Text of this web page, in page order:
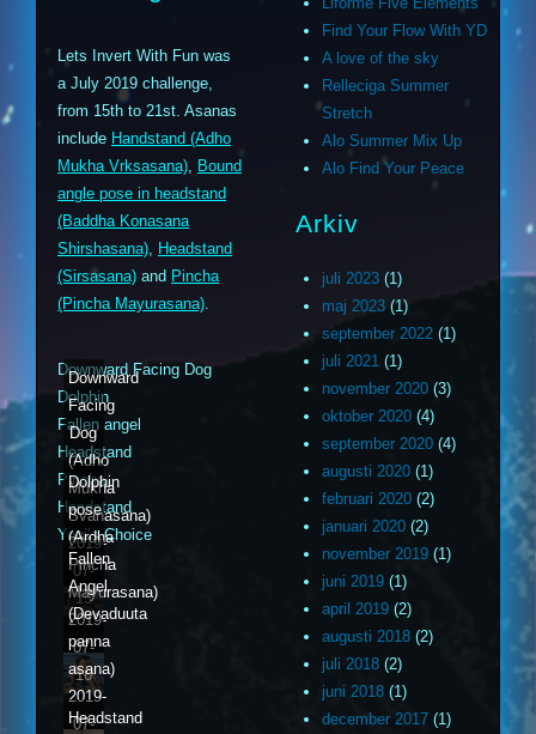
Lets Invert With Fun was
a July 2019 challenge,
from 15th to 21st. Asanas
include Handstand (Adho
Mukha Vrksasana), Bound
angle pose in headstand
(Baddha Konasana
Shirshasana), Headstand
(Sirsasana) and Pincha
(Pincha Mayurasana).
Downward Facing Dog
Dolphin
Fallen angel
Headstand
Pincha
Handstand
Yogi’s Choice
Downward
Facing
Dog
(Adho
Mukha
Svanasana)
2019-
07-
15
Dolphin
pose
(Ardha
Pincha
Mayurasana)
2019-
07-
16
Fallen
Angel
(Devaduuta
panna
asana)
2019-
07-
Headstand
Find Your Flow With YD
A love of the sky
Relleciga Summer
Stretch
Alo Summer Mix Up
Alo Find Your Peace
Arkiv
juli 2023 (1)
maj 2023 (1)
september 2022 (1)
juli 2021 (1)
november 2020 (3)
oktober 2020 (4)
september 2020 (4)
augusti 2020 (1)
februari 2020 (2)
januari 2020 (2)
november 2019 (1)
juni 2019 (1)
april 2019 (2)
augusti 2018 (2)
juli 2018 (2)
juni 2018 (1)
december 2017 (1)